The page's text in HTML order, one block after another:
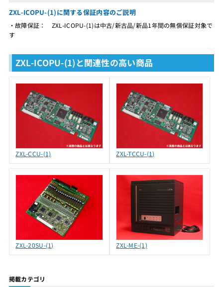
ZXL-ICOPU-(1)に関する保証内容のご説明
・故障保証： ZXL-ICOPU-(1)は中古/新古品/新品1年間の無償保証対象で
す
ZXL-ICOPU-(1)と関連性の高い商品
ZXL-CCU-(1) ZXL-TCCU-(1)
ZXL-20SU-(1) ZXL-ME-(1)
掲載カテゴリ